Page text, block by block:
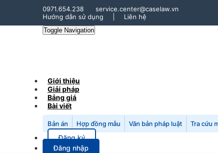
0971.654.238
service.center@caselaw.vn
Hướng dẫn sử dụng
Liên hệ
Toggle Navigation
Giới thiệu
Giải pháp
Bảng giá
Bài viết
Bản án Hợp đồng mẫu Văn bản pháp luật Tra cứu
Đăng ký
Đăng nhập